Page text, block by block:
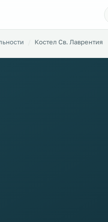
Костел Св. Лаврентия